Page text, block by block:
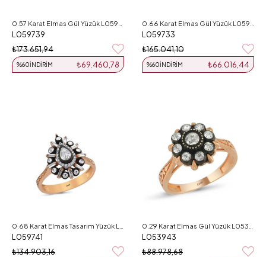
L059739
₺69.460,78
%60İNDIRIM
₺173.651,94
L059733
₺66.016,44
%60İNDIRIM
₺165.041,10
L059741
₺134.903,16
L053943
₺88.978,68